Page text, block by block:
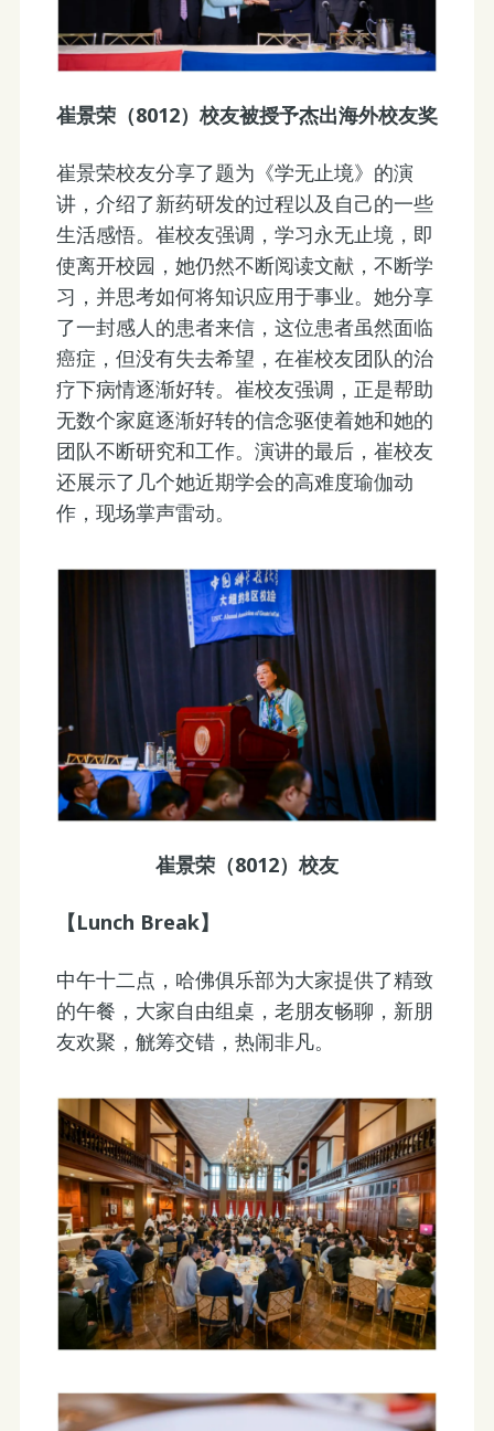
崔景荣（8012）校友被授予杰出海外校友奖
崔景荣校友分享了题为《学无止境》的演
讲，介绍了新药研发的过程以及自己的一些
生活感悟。崔校友强调，学习永无止境，即
使离开校园，她仍然不断阅读文献，不断学
习，并思考如何将知识应用于事业。她分享
了一封感人的患者来信，这位患者虽然面临
癌症，但没有失去希望，在崔校友团队的治
疗下病情逐渐好转。崔校友强调，正是帮助
无数个家庭逐渐好转的信念驱使着她和她的
团队不断研究和工作。演讲的最后，崔校友
还展示了几个她近期学会的高难度瑜伽动
作，现场掌声雷动。
崔景荣（8012）校友
【Lunch Break】
中午十二点，哈佛俱乐部为大家提供了精致
的午餐，大家自由组桌，老朋友畅聊，新朋
友欢聚，觥筹交错，热闹非凡。